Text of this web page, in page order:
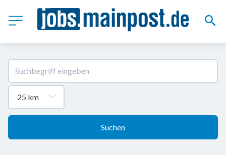
Suchen